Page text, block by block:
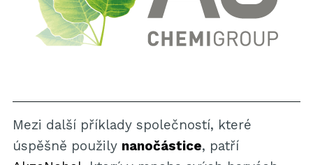
Mezi další příklady společností, které
úspěšně použily nanočástice, patří